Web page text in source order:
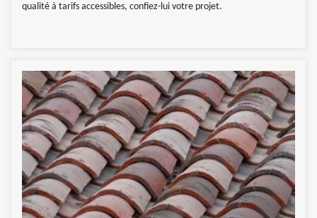
qualité à tarifs accessibles, confiez-lui votre projet.